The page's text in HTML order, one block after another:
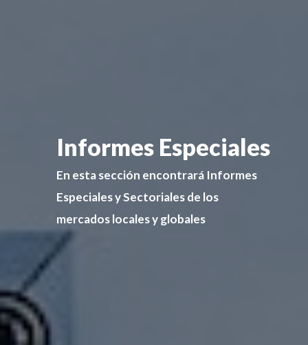
Informes Especiales
En esta sección encontrará Informes
Especiales y Sectoriales de los
mercados locales y globales